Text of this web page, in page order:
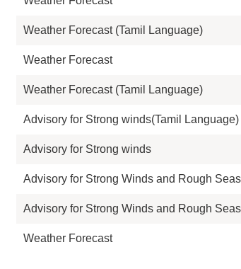
Weather Forecast (Tamil Language)
Weather Forecast
Weather Forecast (Tamil Language)
Advisory for Strong winds(Tamil Language)
Advisory for Strong winds
Advisory for Strong Winds and Rough Seas
Advisory for Strong Winds and Rough
Weather Forecast